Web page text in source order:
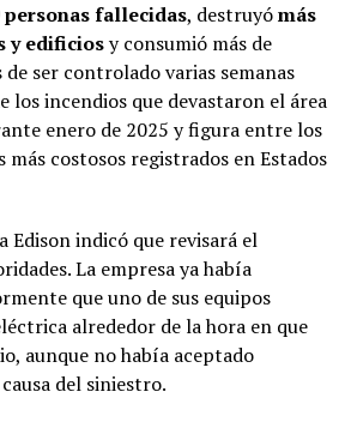
personas fallecidas, destruyómás
y edificiosy consumió más de
ser controlado varias semanas
los incendios que devastaron el área
enero de 2025 y figura entre los
más costosos registrados en Estados
Edison indicó que revisará el
La empresa ya había
que uno de sus equipos
alrededor de la hora en que
aunque no había aceptado
del siniestro.